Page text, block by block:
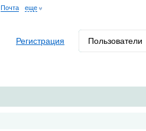
Почта еще
Регистрация Пользователи